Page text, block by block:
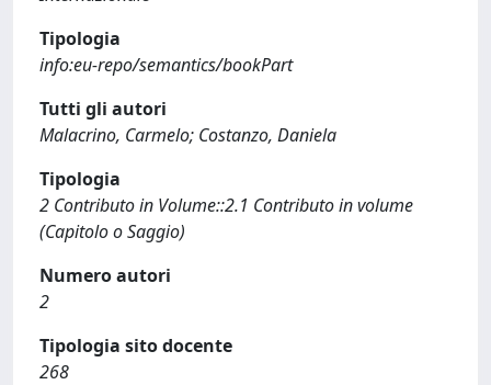
Tipologia
info:eu-repo/semantics/bookPart
Tutti gli autori
Malacrino, Carmelo; Costanzo, Daniela
Tipologia
2 Contributo in Volume::2.1 Contributo in volume
(Capitolo o Saggio)
Numero autori
2
Tipologia sito docente
268